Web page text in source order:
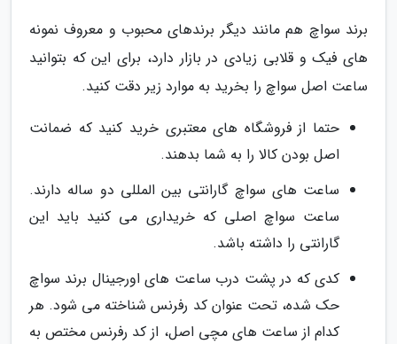
برند سواچ هم مانند دیگر برندهای محبوب و معروف نمونه
های فیک و قلابی زیادی در بازار دارد، برای این که بتوانید
ساعت اصل سواچ را بخرید به موارد زیر دقت کنید.
حتما از فروشگاه های معتبری خرید کنید که ضمانت
اصل بودن کالا را به شما بدهند.
ساعت های سواچ گارانتی بین المللی دو ساله دارند.
ساعت سواچ اصلی که خریداری می کنید باید این
گارانتی را داشته باشد.
کدی که در پشت درب ساعت های اورجینال برند سواچ
حک شده، تحت عنوان کد رفرنس شناخته می شود. هر
کدام از ساعت های مچی اصل، از کد رفرنس مختص به